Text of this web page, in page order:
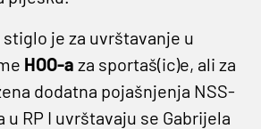
je za uvrštavanje u
HOO-a za sportaš(ic)e, ali za
dodatna pojašnjenja NSS-
u RP I uvrštavaju se Gabrijela